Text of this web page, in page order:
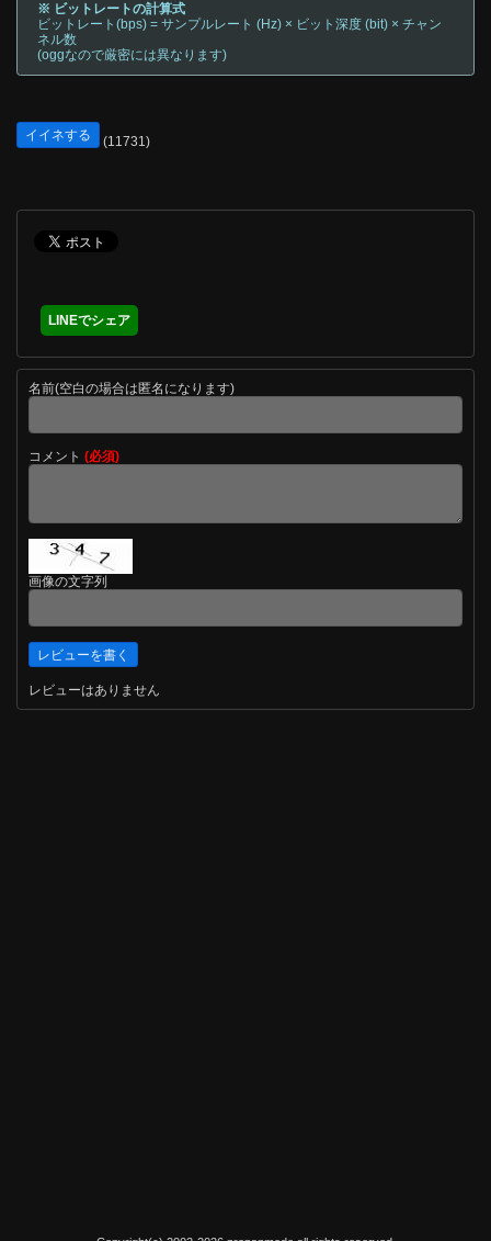
※ ビットレートの計算式
ビットレート(bps) = サンプルレート (Hz) × ビット深度 (bit) × チャン
ネル数
(oggなので厳密には異なります)
イイネする (11731)
LINEでシェア
名前(空白の場合は匿名になります)
コメント (必須)
画像の文字列
レビューはありません